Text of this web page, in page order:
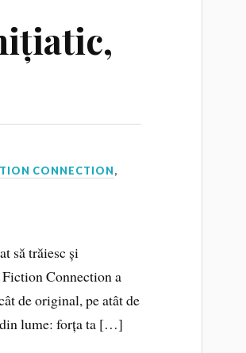
CONNECTION,
să trăiesc și
Connection a
de original, pe atât de
din lume: forța ta […]